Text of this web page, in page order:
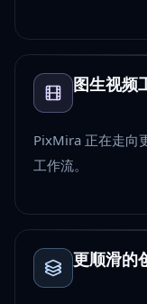
图生视频
PixMira 正在走向
工作流。
更顺滑的